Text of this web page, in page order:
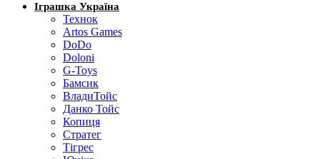
Іграшка Україна
Технок
Artos Games
DoDo
Doloni
G-Toys
Бамсик
ВладиТойс
Данко Тойс
Копиця
Стратег
Тігрес